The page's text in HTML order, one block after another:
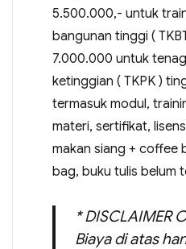
5.500.000,- untuk
bangunan tinggi (
7.000.000 untuk
ketinggian ( TKPK )
termasuk modul,
materi, sertifikat,
makan siang + coffee
bag, buku tulis belum
* DISCLAIMER
Biaya di atas